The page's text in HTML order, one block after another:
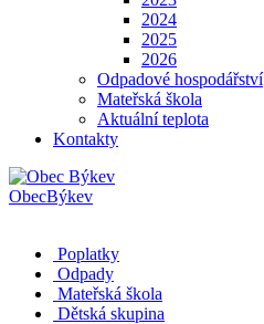
2024
2025
2026
Odpadové hospodářství
Mateřská škola
Aktuální teplota
Kontakty
ObecBýkev
Poplatky
Odpady
Mateřská škola
Dětská skupina